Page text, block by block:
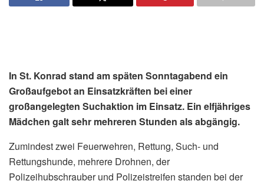
In St. Konrad stand am späten Sonntagabend ein
Großaufgebot an Einsatzkräften bei einer
großangelegten Suchaktion im Einsatz. Ein elfjähriges
Mädchen galt sehr mehreren Stunden als abgängig.
Zumindest zwei Feuerwehren, Rettung, Such- und
Rettungshunde, mehrere Drohnen, der
Polizeihubschrauber und Polizeistreifen standen bei der